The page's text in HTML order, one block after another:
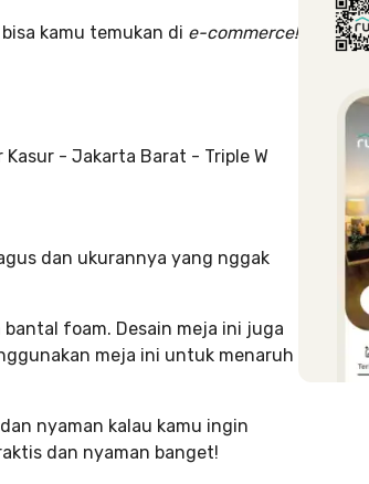
kamu temukan di e-commerce!
dan ukurannya yang nggak
foam. Desain meja ini juga
meja ini untuk menaruh
nyaman kalau kamu ingin
dan nyaman banget!